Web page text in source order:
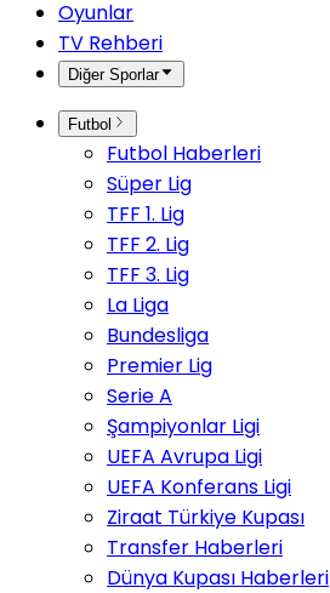
Oyunlar
TV Rehberi
Diğer Sporlar
Futbol
Futbol Haberleri
Süper Lig
TFF 1. Lig
TFF 2. Lig
TFF 3. Lig
La Liga
Bundesliga
Premier Lig
Serie A
Şampiyonlar Ligi
UEFA Avrupa Ligi
UEFA Konferans Ligi
Ziraat Türkiye Kupası
Transfer Haberleri
Dünya Kupası Haberleri